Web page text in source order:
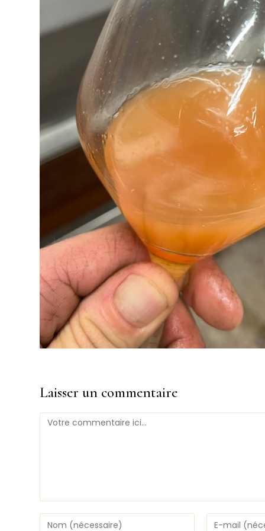
Laisser un commentaire
Comment
Enter
Enter